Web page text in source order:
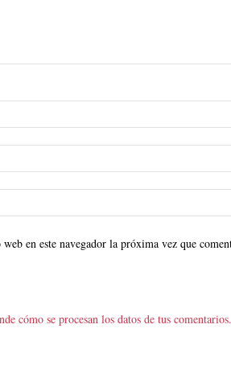
en este navegador la próxima vez que
cómo se procesan los datos de tus comentarios.